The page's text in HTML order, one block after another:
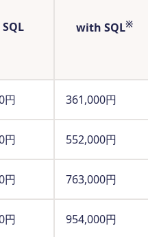
with SQL※
円 361,000円
円 552,000円
円 763,000円
円 954,000円